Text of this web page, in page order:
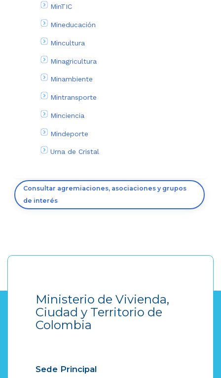
MinTIC
Mineducación
Mincultura
Minagricultura
Minambiente
Mintransporte
Minciencia
Mindeporte
Urna de Cristal
Consultar agremiaciones, asociaciones y grupos
de interés
Ministerio de Vivienda,
Ciudad y Territorio de
Colombia
Sede Principal